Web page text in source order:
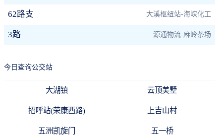
62路支 大溪枢纽站-海峡化工
3路 源通物流-麻岭茶场
今日查询公交站
大湖镇 云顶美墅
招呼站(荣康西路) 上吉山村
五洲凯旋门 五一桥